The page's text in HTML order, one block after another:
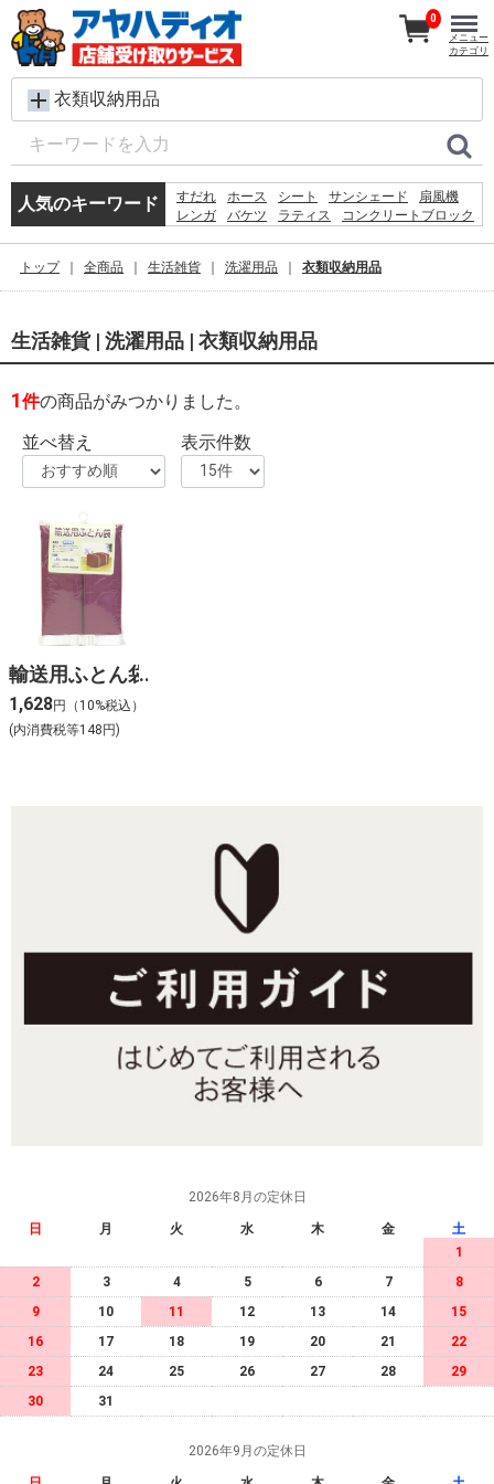
衣類収納用品
人気のキーワード すだれ ホース シート サンシェード
扇風機
レンガ
バケツ ラティス
コンクリートブロック
水
木材 砂利 カーテン
0
メニュー
カテゴリ
トップ 全商品 生活雑貨 洗濯用品 衣類収納用品
生活雑貨 | 洗濯用品 | 衣類収納用品
1件の商品がみつかりました。
並べ替え
表示件数
輸送用ふとん袋
1,628円（10%税込）
(内消費税等148円)
2026年8月の定休日
日 月 火 水 木 金
土
1
2
3 4 5 6 7
8
9
10 11 12 13 14
15
16
17 18 19 20 21
22
23
24 25 26 27 28
29
30
31
2026年9月の定休日